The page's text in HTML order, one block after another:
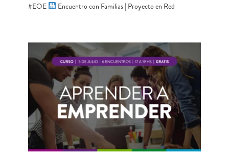
#EOE ​ Encuentro con Familias | Proyecto en Red